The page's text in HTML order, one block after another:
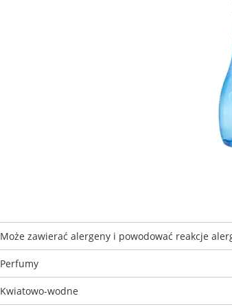
Może zawierać alergeny i powodować reakcje
Perfumy
Kwiatowo-wodne